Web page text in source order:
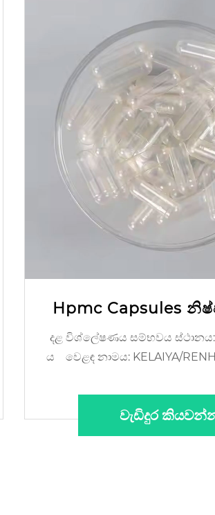
Hpmc Capsules
Shell
දළ විශ්ලේෂණය සම්භවය ස්ථානය:
ය වෙළඳ නාමය: KELAIYA/
වැඩිදුර